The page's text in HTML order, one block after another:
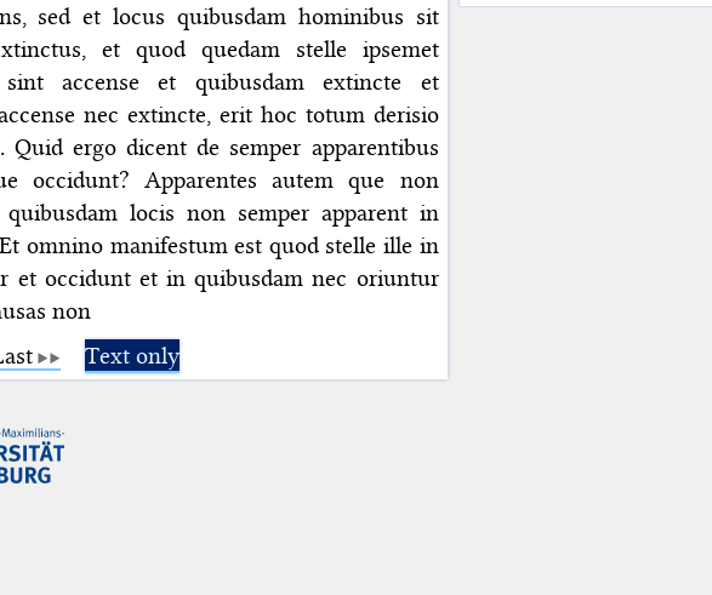
sed et locus quibusdam hominibus sit
et quod quedam stelle ipsemet
sint accense et quibusdam extincte et
nec extincte, erit hoc totum derisio
ergo dicent de semper apparentibus
occidunt? Apparentes autem que non
locis non semper apparent in
omnino manifestum est quod stelle ille in
et occidunt et in quibusdam nec oriuntur
non
Text only